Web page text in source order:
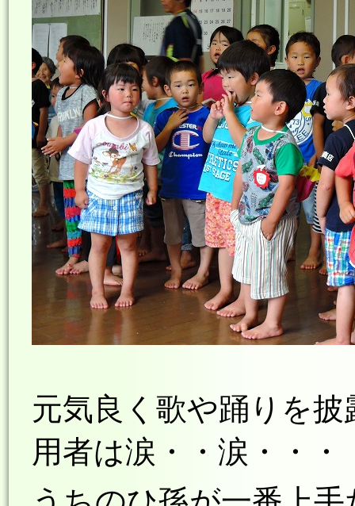
元気良く歌や踊りを
用者は涙・・涙・・・